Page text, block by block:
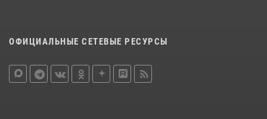
ОФИЦИАЛЬНЫЕ СЕТЕВЫЕ РЕСУРСЫ